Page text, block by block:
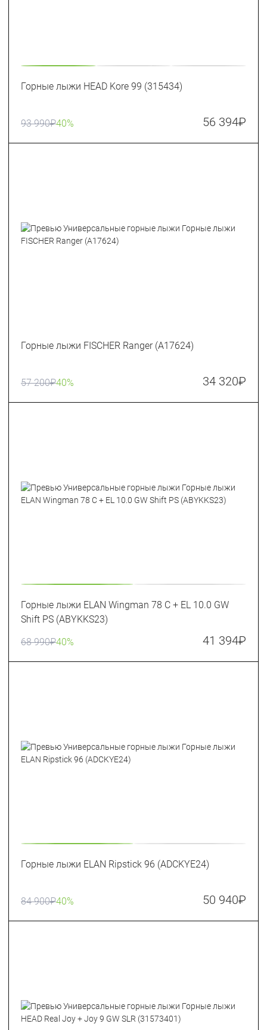
Горные лыжи HEAD Kore 99 (315434)
93 990₽40% 56 394₽
Горные лыжи FISCHER Ranger (A17624)
57 200₽40% 34 320₽
Горные лыжи ELAN Wingman 78 C + EL 10.0 GW
Shift PS (ABYKKS23)
68 990₽40% 41 394₽
Горные лыжи ELAN Ripstick 96 (ADCKYE24)
84 900₽40% 50 940₽